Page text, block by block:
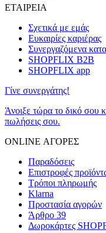
ΕΤΑΙΡΕΙΑ
Σχετικά με εμάς
Ευκαιρίες καριέρας
Συνεργαζόμενα
SHOPFLIX B2B
SHOPFLIX app
Γίνε συνεργάτης!
Άνοιξε τώρα το δικό σου
πωλήσεις σου.
ONLINE ΑΓΟΡΕΣ
Παραδόσεις
Επιστροφές
Τρόποι πληρωμής
Klarna
Προστασία αγορών
Άρθρο 39
Δωροκάρτες